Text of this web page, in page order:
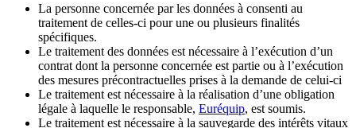
La personne concernée par les données à consenti au
traitement de celles-ci pour une ou plusieurs finalités
spécifiques.
Le traitement des données est nécessaire à l’exécution d’un
contrat dont la personne concernée est partie ou à l’exécution
des mesures précontractuelles prises à la demande de celui-ci
Le traitement est nécessaire à la réalisation d’une obligation
légale à laquelle le responsable, Euréquip, est soumis.
Le traitement est nécessaire à la sauvegarde des intérêts vitaux